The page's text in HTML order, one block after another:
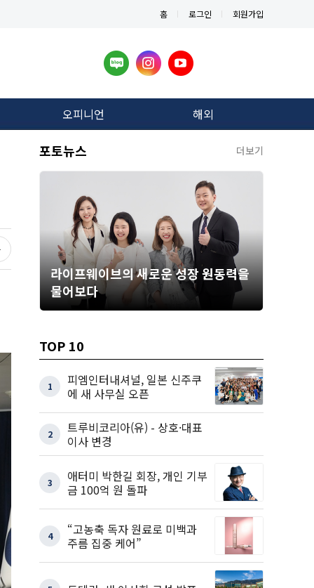
홈 로그인 회원가입
오피니언 해외
포토뉴스 더보기
라이프웨이브의 새로운 성장 원동력을
물어보다
TOP 10
1
피엠인터내셔널, 일본 신주쿠
에 새 사무실 오픈
2
트루비코리아(유) - 상호·대표
이사 변경
3
애터미 박한길 회장, 개인 기부
금 100억 원 돌파
4
“고농축 독자 원료로 미백과
주름 집중 케어”